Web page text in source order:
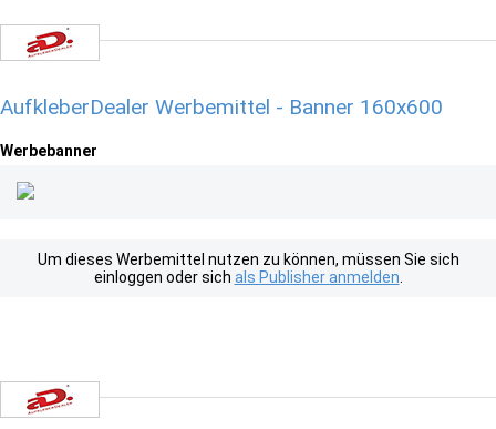
AufkleberDealer Werbemittel - Banner 160x600
Werbebanner
Um dieses Werbemittel nutzen zu können, müssen Sie sich
einloggen oder sich als Publisher anmelden